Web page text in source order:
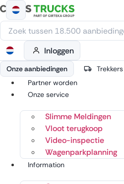
Ga
naar
de
inhoud
Inloggen
Onze aanbiedingen Trekkers
Partner worden
Onze service
Slimme Meldingen
Vloot terugkoop
Video-inspectie
Wagenparkplanning
Information